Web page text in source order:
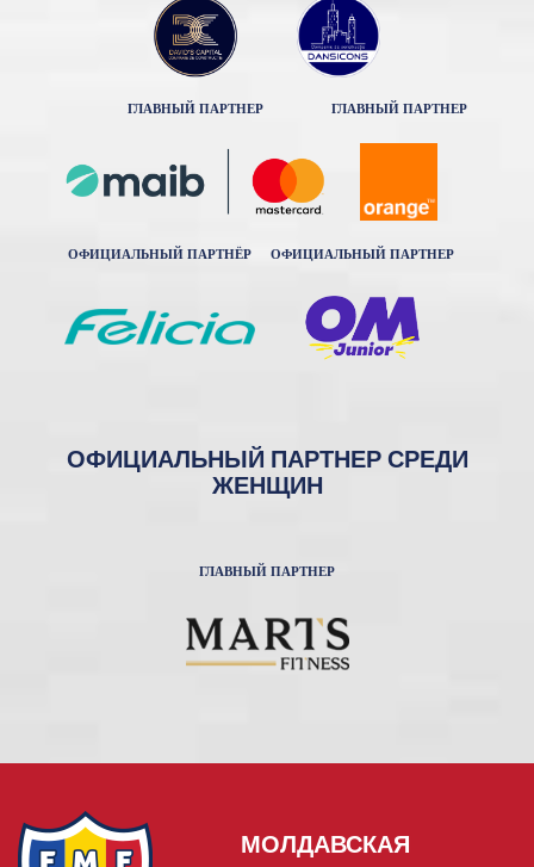
ГЛАВНЫЙ ПАРТНЕР ГЛАВНЫЙ ПАРТНЕР
ОФИЦИАЛЬНЫЙ ПАРТНЁР ОФИЦИАЛЬНЫЙ ПАРТНЕР
ОФИЦИАЛЬНЫЙ ПАРТНЕР СРЕДИ
ЖЕНЩИН
ГЛАВНЫЙ ПАРТНЕР
МОЛДАВСКАЯ